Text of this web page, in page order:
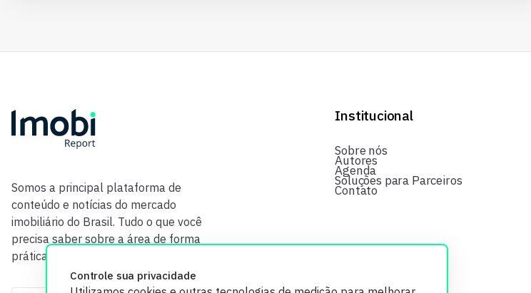
Controle sua privacidade
Somos a principal plataforma de
conteúdo e notícias do mercado
imobiliário do Brasil. Tudo o que você
precisa saber sobre a área de forma
prática e com credibilidade.
Institucional
Sobre nós
Autores
Agenda
Soluções para Parceiros
Contato